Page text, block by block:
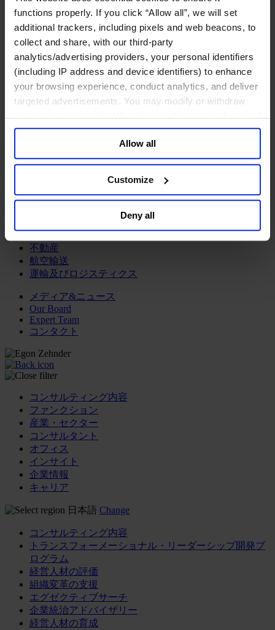
functions properly. If you click “Allow all”, we will set
additional trackers, including pixels and web beacons, to
collect and share, with our third-party
analytics/advertising providers, your personal identifiers
(including IP address and device identifiers) to enhance
your browsing experience, conduct analytics, and deliver
targeted advertisements. You may modify or withdraw
your consent or, in the US, object to the sale or sharing of
your data for targeted advertising, by clicking “Do Not
Sell or Share My Personal Information” in the footer of
the website. You must opt-out of each device and each
browser. For additional information and retention terms
general collection and use of personal information see
Allow all
Customize
Deny all
鉱業・金属
金融サービス
アセットマネジメント
インフラ事業
ウェルスマネジメント
デジタル資産、暗号資産、Web3
プライベート・エクイティ
投資銀行及びマーケット
金融テクノロジー（フィンテック）
プロフェッショナルサービス
ホスピタリティ、旅行・レジャー
不動産
航空輸送
運輸及びロジスティクス
メディア&ニュース
Our Board
Expert Team
コンタクト
コンサルティング内容
ファンクション
産業・セクター
コンサルタント
オフィス
インサイト
企業情報
キャリア
日本語 Change
コンサルティング内容
トランスフォーメーショナル・リーダーシップ開発プ
ログラム
経営人材の評価
組織変革の支援
エグゼクティブサーチ
企業統治アドバイザリー
経営人材の育成